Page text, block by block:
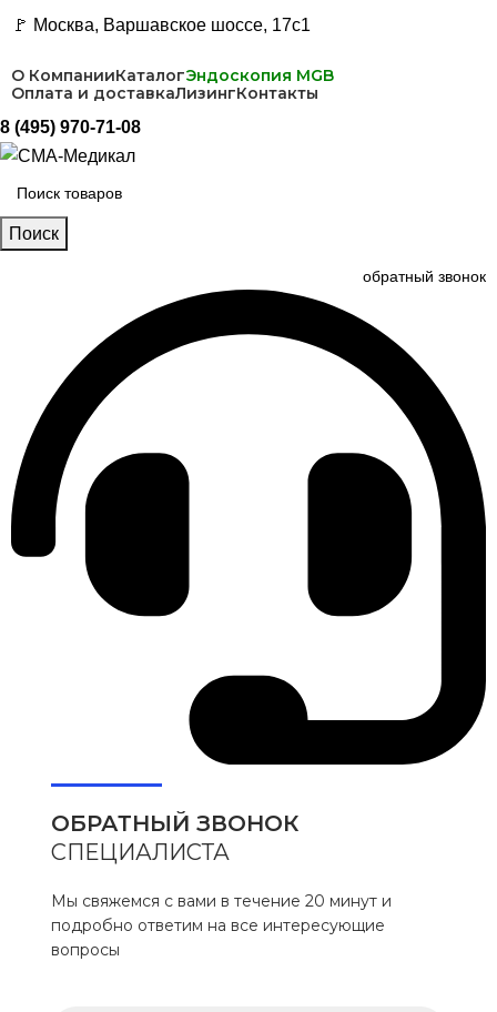
🚩 Москва, Варшавское шоссе, 17с1
О КомпанииКаталогЭндоскопия MGB
Оплата и доставкаЛизингКонтакты
8 (495) 970-71-08
Поиск
обратный звонок
ОБРАТНЫЙ ЗВОНОК
СПЕЦИАЛИСТА
Мы свяжемся с вами в течение 20 минут и
подробно ответим на все интересующие
вопросы